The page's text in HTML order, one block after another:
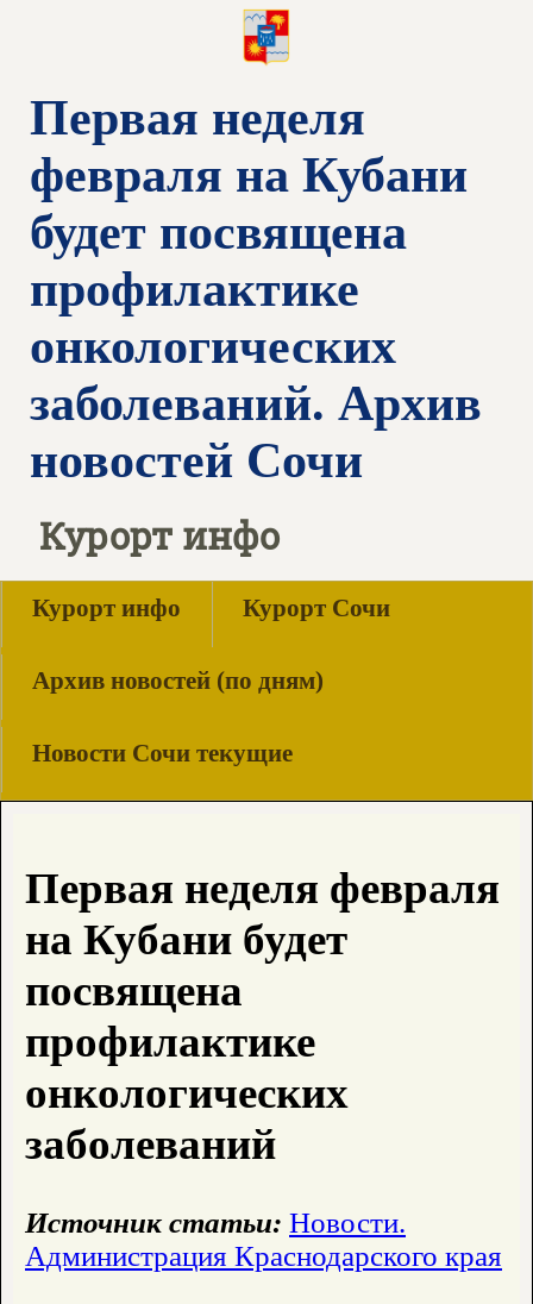
Первая неделя
февраля на Кубани
будет посвящена
профилактике
онкологических
заболеваний. Архив
новостей Сочи
Курорт инфо
Курорт инфо Курорт Сочи
Архив новостей (по дням)
Новости Сочи текущие
Первая неделя февраля
на Кубани будет
посвящена
профилактике
онкологических
заболеваний
Источник статьи: Новости.
Администрация Краснодарского края